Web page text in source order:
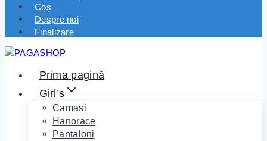
Coș
Despre noi
Finalizare
Prima pagină
Girl’s
Camasi
Hanorace
Pantaloni